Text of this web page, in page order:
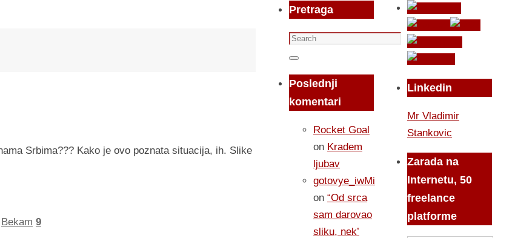
Srbima??? Kako je ovo poznata situacija, ih. Slike
Bekam 9
Pretraga
Search
for:
Search
Poslednji
komentari
Rocket Goal
on Kradem
ljubav
gotovye_iwMi
on “Od srca
sam darovao
sliku, nek’
Linkedin
Mr Vladimir
Stankovic
Zarada na
Internetu, 50
freelance
platforme